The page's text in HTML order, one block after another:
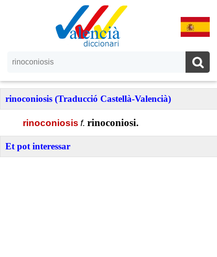
rinoconiosis (Traducció Castellà-Valencià)
rinoconiosis f. rinoconiosi.
Et pot interessar